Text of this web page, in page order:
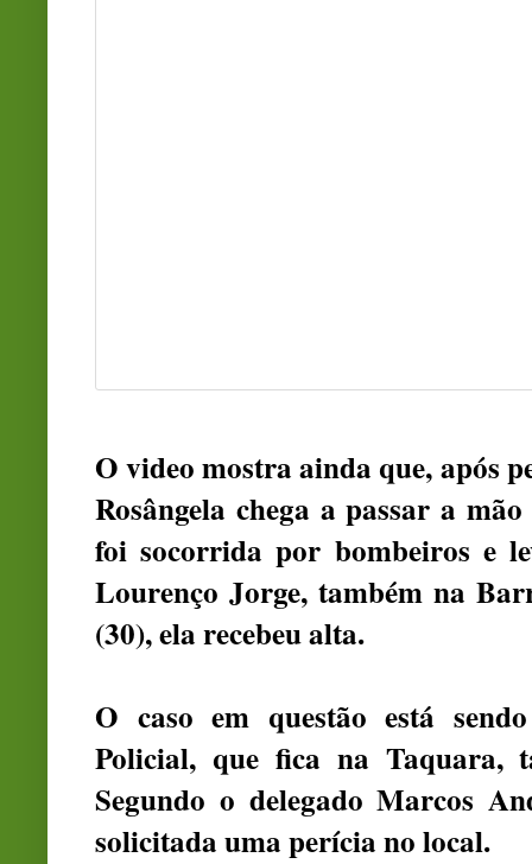
O video mostra ainda que, após
Rosângela chega a passar a
foi socorrida por bombeiros e
Lourenço Jorge, também na
(30), ela recebeu alta.
O caso em questão está
Policial, que fica na Taquara,
Segundo o delegado Marcos
solicitada uma perícia no local.